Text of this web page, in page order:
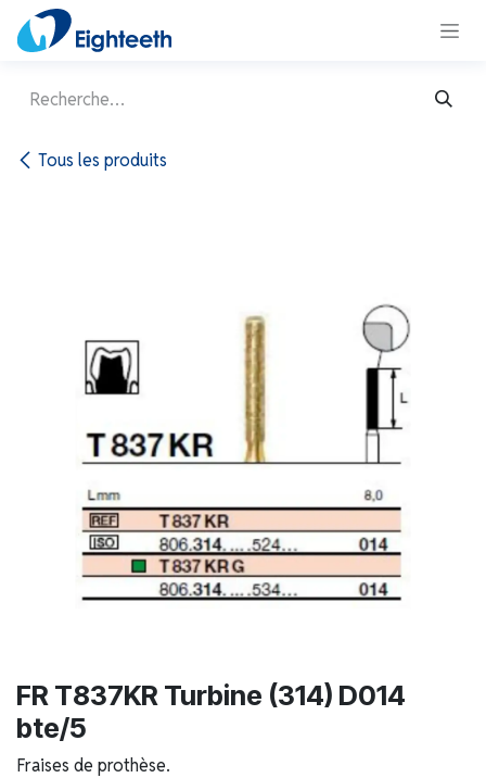
Se rendre au contenu
Tous les produits
FR T837KR Turbine (314) D014
bte/5
Fraises de prothèse.